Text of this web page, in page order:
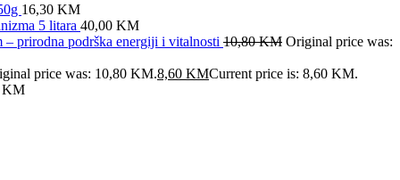
16,30 KM
5 litara 40,00 KM
prirodna podrška energiji i vitalnosti 10,80KM Original price was:
price was: 10,80 KM.8,60 KMCurrent price is: 8,60 KM.
KM